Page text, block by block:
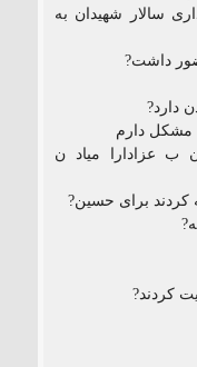
سالار شهیدان به
داشت?
دارد?
مشکل دارم
ب عزادارا میاد ن
کردند برای حسین?
کردند?